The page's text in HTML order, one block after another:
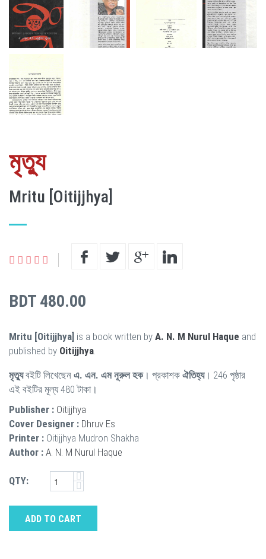
মৃত্যু
Mritu [Oitijjhya]
BDT 480.00
Mritu [Oitijjhya] is a book written by A. N. M Nurul Haque and
published by Oitijjhya
মৃত্যুবইটি লিখেছেন এ. এন. এম নূরুল হক। প্রকাশক ঐতিহ্য। 246 পৃষ্ঠার
এই বইটির মূল্য 480 টাকা।
Publisher : Oitijjhya
Cover Designer : Dhruv Es
Printer : Oitijjhya Mudron Shakha
Author : A. N. M Nurul Haque
QTY:
ADD TO CART